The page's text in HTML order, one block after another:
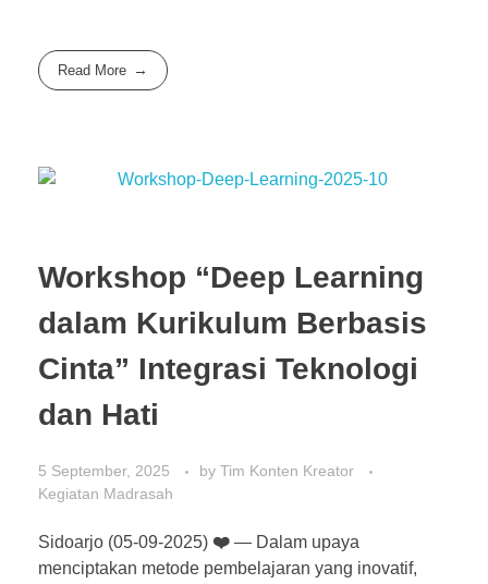
Read More
Workshop “Deep Learning
dalam Kurikulum Berbasis
Cinta” Integrasi Teknologi
dan Hati
5 September, 2025 by Tim Konten Kreator
Kegiatan Madrasah
Sidoarjo (05-09-2025) ❤️ — Dalam upaya
menciptakan metode pembelajaran yang inovatif,